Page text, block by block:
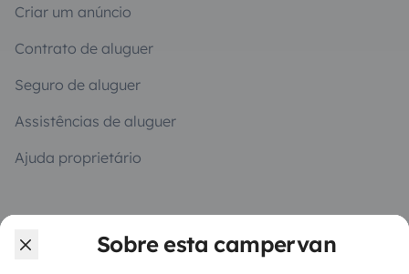
Sobre esta campervan
Criar um anúncio
Contrato de aluguer
Seguro de aluguer
Assistências de aluguer
Ajuda proprietário